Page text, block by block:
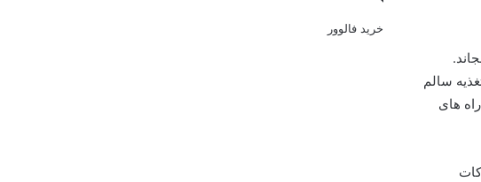
سالم
از راه های
خرید فالوور